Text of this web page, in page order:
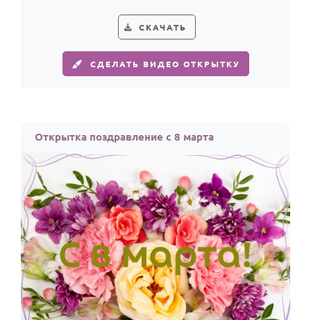
СКАЧАТЬ
СДЕЛАТЬ ВИДЕО ОТКРЫТКУ
Открытка поздравление с 8 марта